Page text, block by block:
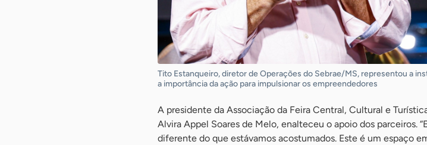
Tito Estanqueiro, diretor de Operações do Sebrae/MS, representou a
a importância da ação para impulsionar os empreendedores
A presidente da Associação da Feira Central, Cultural e
Alvira Appel Soares de Melo, enalteceu o apoio dos parceiros.
diferente do que estávamos acostumados. Este é um espaço